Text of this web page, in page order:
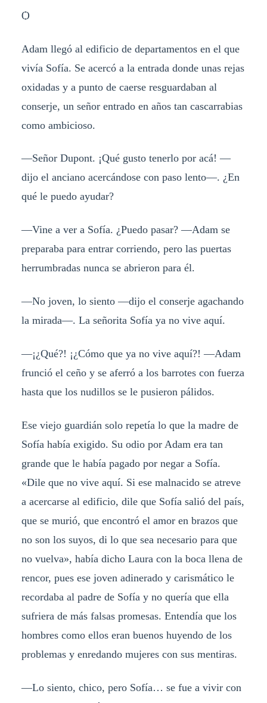
Ѻ
Adam llegó al edificio de departamentos en el que
vivía Sofía. Se acercó a la entrada donde unas rejas
oxidadas y a punto de caerse resguardaban al
conserje, un señor entrado en años tan cascarrabias
como ambicioso.
—Señor Dupont. ¡Qué gusto tenerlo por acá! —
dijo el anciano acercándose con paso lento—. ¿En
qué le puedo ayudar?
—Vine a ver a Sofía. ¿Puedo pasar? —Adam se
preparaba para entrar corriendo, pero las puertas
herrumbradas nunca se abrieron para él.
—No joven, lo siento —dijo el conserje agachando
la mirada—. La señorita Sofía ya no vive aquí.
—¡¿Qué?! ¡¿Cómo que ya no vive aquí?! —Adam
frunció el ceño y se aferró a los barrotes con fuerza
hasta que los nudillos se le pusieron pálidos.
Ese viejo guardián solo repetía lo que la madre de
Sofía había exigido. Su odio por Adam era tan
grande que le había pagado por negar a Sofía.
«Dile que no vive aquí. Si ese malnacido se atreve
a acercarse al edificio, dile que Sofía salió del país,
que se murió, que encontró el amor en brazos que
no son los suyos, di lo que sea necesario para que
no vuelva», había dicho Laura con la boca llena de
rencor, pues ese joven adinerado y carismático le
recordaba al padre de Sofía y no quería que ella
sufriera de más falsas promesas. Entendía que los
hombres como ellos eran buenos huyendo de los
problemas y enredando mujeres con sus mentiras.
—Lo siento, chico, pero Sofía… se fue a vivir con